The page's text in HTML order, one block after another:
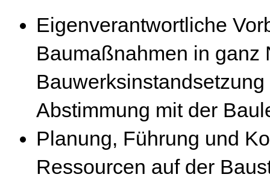
Eigenverantwortliche
Baumaßnahmen in ganz
Abstimmung mit der
Planung, Führung und
Ressourcen auf der